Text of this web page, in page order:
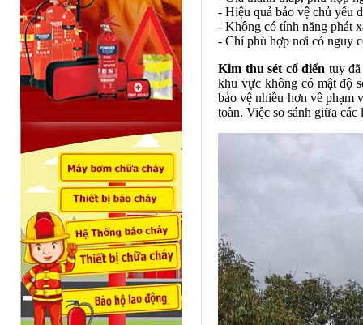
- Hiệu quả bảo vệ chủ yếu
- Không có tính năng phát
- Chỉ phù hợp nơi có nguy
Kim thu sét cổ điển tuy
khu vực không có mật độ
bảo vệ nhiều hơn về phạm
toàn. Việc so sánh giữa